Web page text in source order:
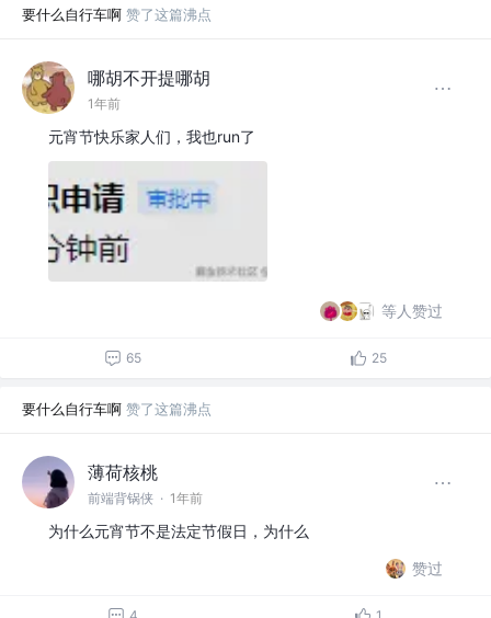
要什么自行车啊 赞了这篇沸点
哪胡不开提哪胡
1年前
元宵节快乐家人们，我也run了
等人赞过
65 25
要什么自行车啊 赞了这篇沸点
薄荷核桃
前端背锅侠 · 1年前
为什么元宵节不是法定节假日，为什么
赞过